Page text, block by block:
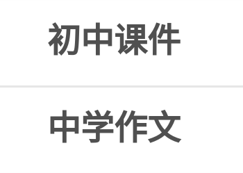
初中课件
中学作文